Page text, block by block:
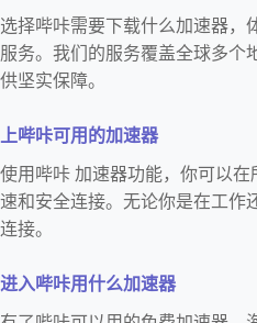
选择哔咔需要下载什么加速器，
服务。我们的服务覆盖全球多个
供坚实保障。
上哔咔可用的加速器
使用哔咔 加速器功能，你可以
速和安全连接。无论你是在工作
连接。
进入哔咔用什么加速器